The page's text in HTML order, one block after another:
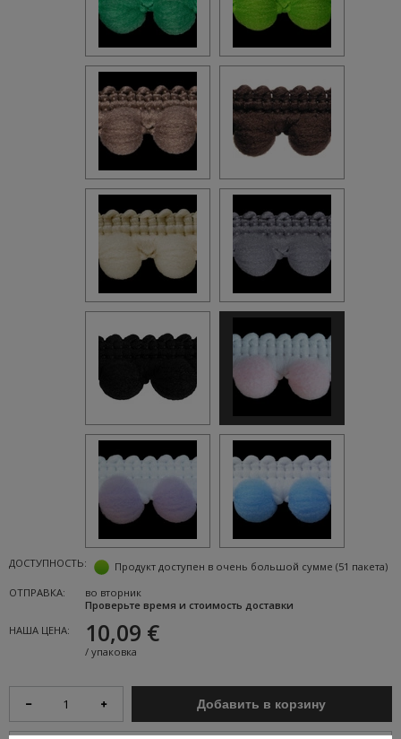
ДОСТУПНОСТЬ: Продукт доступен в очень большой сумме (51 пакета)
ОТПРАВКА:
во вторник
Проверьте время и стоимость доставки
НАША ЦЕНА:
10,09 €
/ упаковка
Добавить в корзину